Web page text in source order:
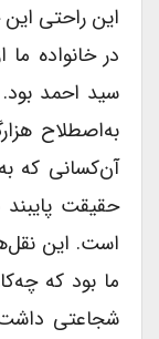
این راحتی این
در خانواده
سید احمد
به‌اصطلاح
آن‌کسانی که
حقیقت
است. این
ما بود که
شجاعتی